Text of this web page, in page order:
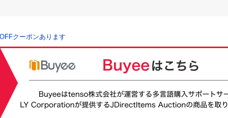
クーポンあります